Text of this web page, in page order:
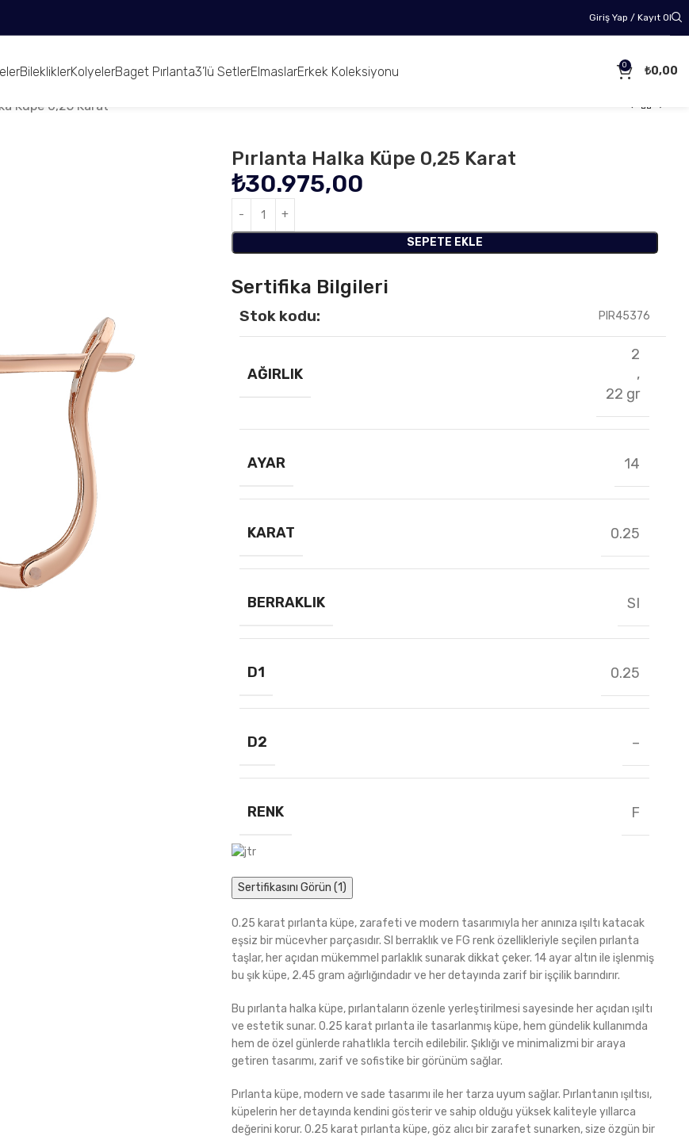
Giriş Yap / Kayıt Ol
BilekliklerKolyelerBaget Pırlanta3’lü SetlerElmaslarErkek Koleksiyonu 0 ₺0,00
Küpe 0,25 Karat
Pırlanta Halka Küpe 0,25 Karat
₺30.975,00
SEPETE EKLE
Sertifika Bilgileri
Stok kodu: PIR45376
AĞIRLIK
2
,
22 gr
AYAR 14
KARAT 0.25
BERRAKLIK SI
D1 0.25
D2 –
RENK F
Sertifikasını Görün (1)
0.25 karat pırlanta küpe, zarafeti ve modern tasarımıyla her anınıza ışıltı katacak
eşsiz bir mücevher parçasıdır. SI berraklık ve FG renk özellikleriyle seçilen pırlanta
taşlar, her açıdan mükemmel parlaklık sunarak dikkat çeker. 14 ayar altın ile işlenmiş
bu şık küpe, 2.45 gram ağırlığındadır ve her detayında zarif bir işçilik barındırır.
Bu pırlanta halka küpe, pırlantaların özenle yerleştirilmesi sayesinde her açıdan ışıltı
ve estetik sunar. 0.25 karat pırlanta ile tasarlanmış küpe, hem gündelik kullanımda
hem de özel günlerde rahatlıkla tercih edilebilir. Şıklığı ve minimalizmi bir araya
getiren tasarımı, zarif ve sofistike bir görünüm sağlar.
Pırlanta küpe, modern ve sade tasarımı ile her tarza uyum sağlar. Pırlantanın ışıltısı,
küpelerin her detayında kendini gösterir ve sahip olduğu yüksek kaliteyle yıllarca
değerini korur. 0.25 karat pırlanta küpe, göz alıcı bir zarafet sunarken, size özgün bir